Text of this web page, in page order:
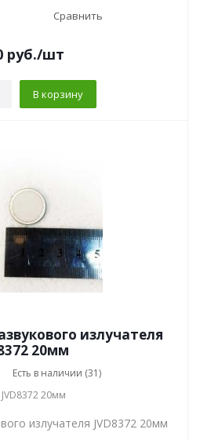
Сравнить
руб./шт
В корзину
излучателя
20мм
Есть в наличии (31)
20мм
излучателя JVD8372 20мм